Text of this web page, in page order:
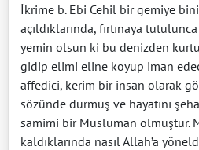
İkrime b. Ebi Cehil bir gemiye
açıldıklarında, fırtınaya
yemin olsun ki bu denizden
gidip elimi eline koyup iman
affedici, kerim bir insan olarak
sözünde durmuş ve hayatını
samimi bir Müslüman olmuştur.
kaldıklarında nasıl Allah’a